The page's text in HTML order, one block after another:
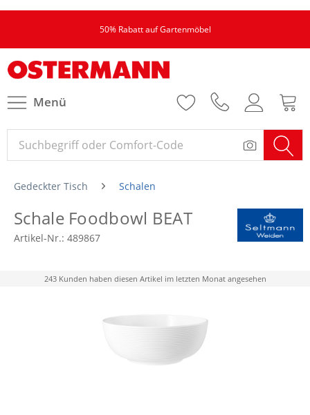
50% Rabatt auf Gartenmöbel
Menü
Gedeckter Tisch Schalen
Schale Foodbowl BEAT
Artikel-Nr.: 489867
243 Kunden haben diesen Artikel im letzten Monat angesehen